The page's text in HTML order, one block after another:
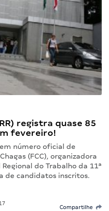
registra quase 85
fevereiro!
número oficial de
(FCC), organizadora
do Trabalho da 11ª
de candidatos inscritos.
Compartilhe